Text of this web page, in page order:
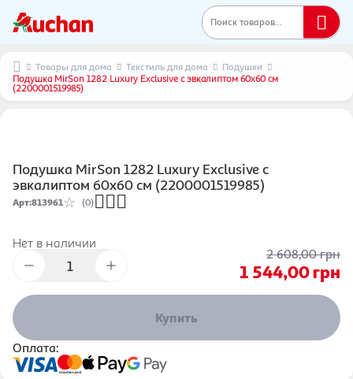
Поиск товаров...
Товары для дома Текстиль для дома
Подушки
Подушка MirSon 1282 Luxury Exclusive с эвкалиптом 60х60 см
(2200001519985)
Подушка MirSon 1282 Luxury Exclusive с
эвкалиптом 60х60 см (2200001519985)
Арт:813961 (0)
Нет в наличии
2 608,00грн
1 544,00грн
Купить
Оплата: